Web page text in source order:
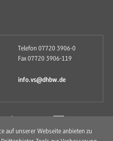
Telefon 07720 3906-0
Fax 07720 3906-119
info.vs@dhbw.de
auf unserer Webseite anbieten zu